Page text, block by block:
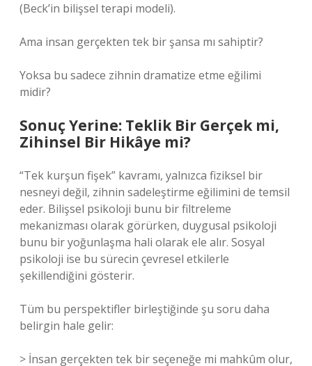
(Beck’in bilişsel terapi modeli).
Ama insan gerçekten tek bir şansa mı sahiptir?
Yoksa bu sadece zihnin dramatize etme eğilimi
midir?
Sonuç Yerine: Teklik Bir Gerçek mi,
Zihinsel Bir Hikâye mi?
“Tek kurşun fişek” kavramı, yalnızca fiziksel bir
nesneyi değil, zihnin sadeleştirme eğilimini de temsil
eder. Bilişsel psikoloji bunu bir filtreleme
mekanizması olarak görürken, duygusal psikoloji
bunu bir yoğunlaşma hali olarak ele alır. Sosyal
psikoloji ise bu sürecin çevresel etkilerle
şekillendiğini gösterir.
Tüm bu perspektifler birleştiğinde şu soru daha
belirgin hale gelir:
> İnsan gerçekten tek bir seçeneğe mi mahkûm olur,